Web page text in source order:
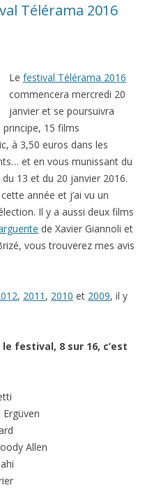
Télérama 2016
Le festival Télérama 2016
commencera mercredi 20
janvier et se poursuivra
15 films
à 3,50 euros dans les
et en vous munissant du
13 et du 20 janvier 2016.
cette année et j’ai vu un
Il y a aussi deux films
de Xavier Giannoli et
vous trouverez mes avis
, 2011 , 2010 et 2009, il y
festival, 8 sur 16, c’est
Allen